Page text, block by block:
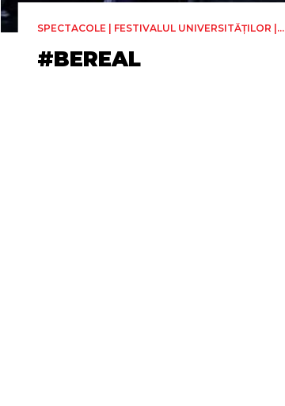
SPECTACOLE | FESTIVALUL UNIVERSITĂȚILOR |
#BEREAL